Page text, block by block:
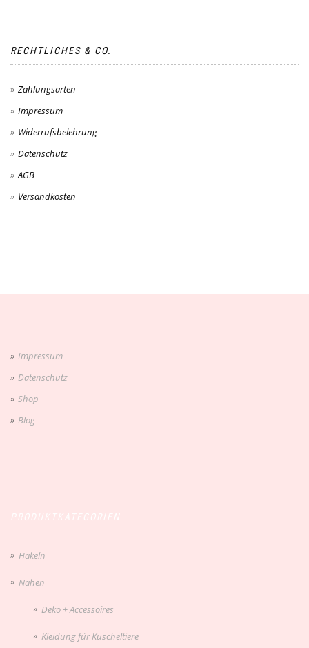
RECHTLICHES & CO.
Zahlungsarten
Impressum
Widerrufsbelehrung
Datenschutz
AGB
Versandkosten
Impressum
Datenschutz
Shop
Blog
Häkeln
Nähen
Deko + Accessoires
Kleidung für Kuscheltiere